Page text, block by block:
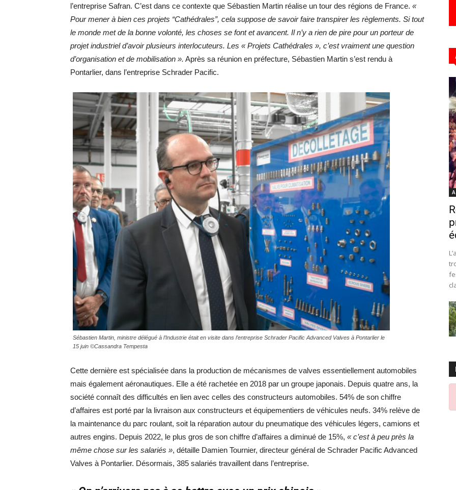
l’entreprise Safran. C’est dans ce contexte que Sébastien Martin réalise un tour des régions de France. «
Pour mener à bien ces projets “Cathédrales”, cela suppose de savoir faire transpirer les règlements. Si tout
le monde met de la bonne volonté, les choses se font et avancent. Il n’y a rien de pire pour un porteur de
projet industriel d’avoir plusieurs interlocuteurs. Les « Projets Cathédrales », c’est vraiment une question
d’organisation et de mobilisation ». Après sa réunion en préfecture, Sébastien Martin s’est rendu à
Pontarlier, dans l’entreprise Schrader Pacific.
Sébastien Martin, ministre délégué à l’Industrie était en visite dans l’entreprise Schrader Pacific Advanced Valves à Pontarlier le
15 juin ©Cassandra Tempesta
Cette dernière est spécialisée dans la production de mécanismes de valves essentiellement automobiles
mais également aéronautiques. Elle a été rachetée en 2018 par un groupe japonais. Depuis quatre ans, la
société connaît des difficultés en lien avec celles des constructeurs automobiles. 54% de son chiffre
d’affaires est porté par la livraison aux constructeurs et équipementiers de véhicules neufs. 34% relève de
la maintenance du parc roulant, soit la réparation autour du pneumatique des véhicules légers, camions et
autres engins. Depuis 2022, le plus gros de son chiffre d’affaires a diminué de 15%, « c’est à peu près la
même chose sur les salariés », détaille Damien Tournier, directeur général de Schrader Pacific Advanced
Valves à Pontarlier. Désormais, 385 salariés travaillent dans l’entreprise.